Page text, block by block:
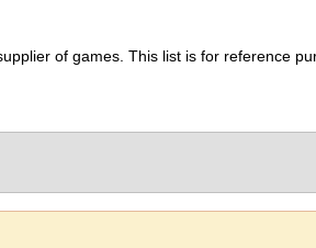
of games. This list is for reference